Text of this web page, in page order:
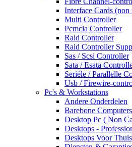
Interface Cards (non
Multi Controller
Pcmcia Controller
Raid Controller
Raid Controller
Sas / Scsi Controller
Sata / Esata
Seriële / Parallelle
Usb / Firewire-
Pc's & Workstations
Andere Onderdelen
Barebone Computers
Desktop Pc ( Non
Desktops -
Desktops Voor